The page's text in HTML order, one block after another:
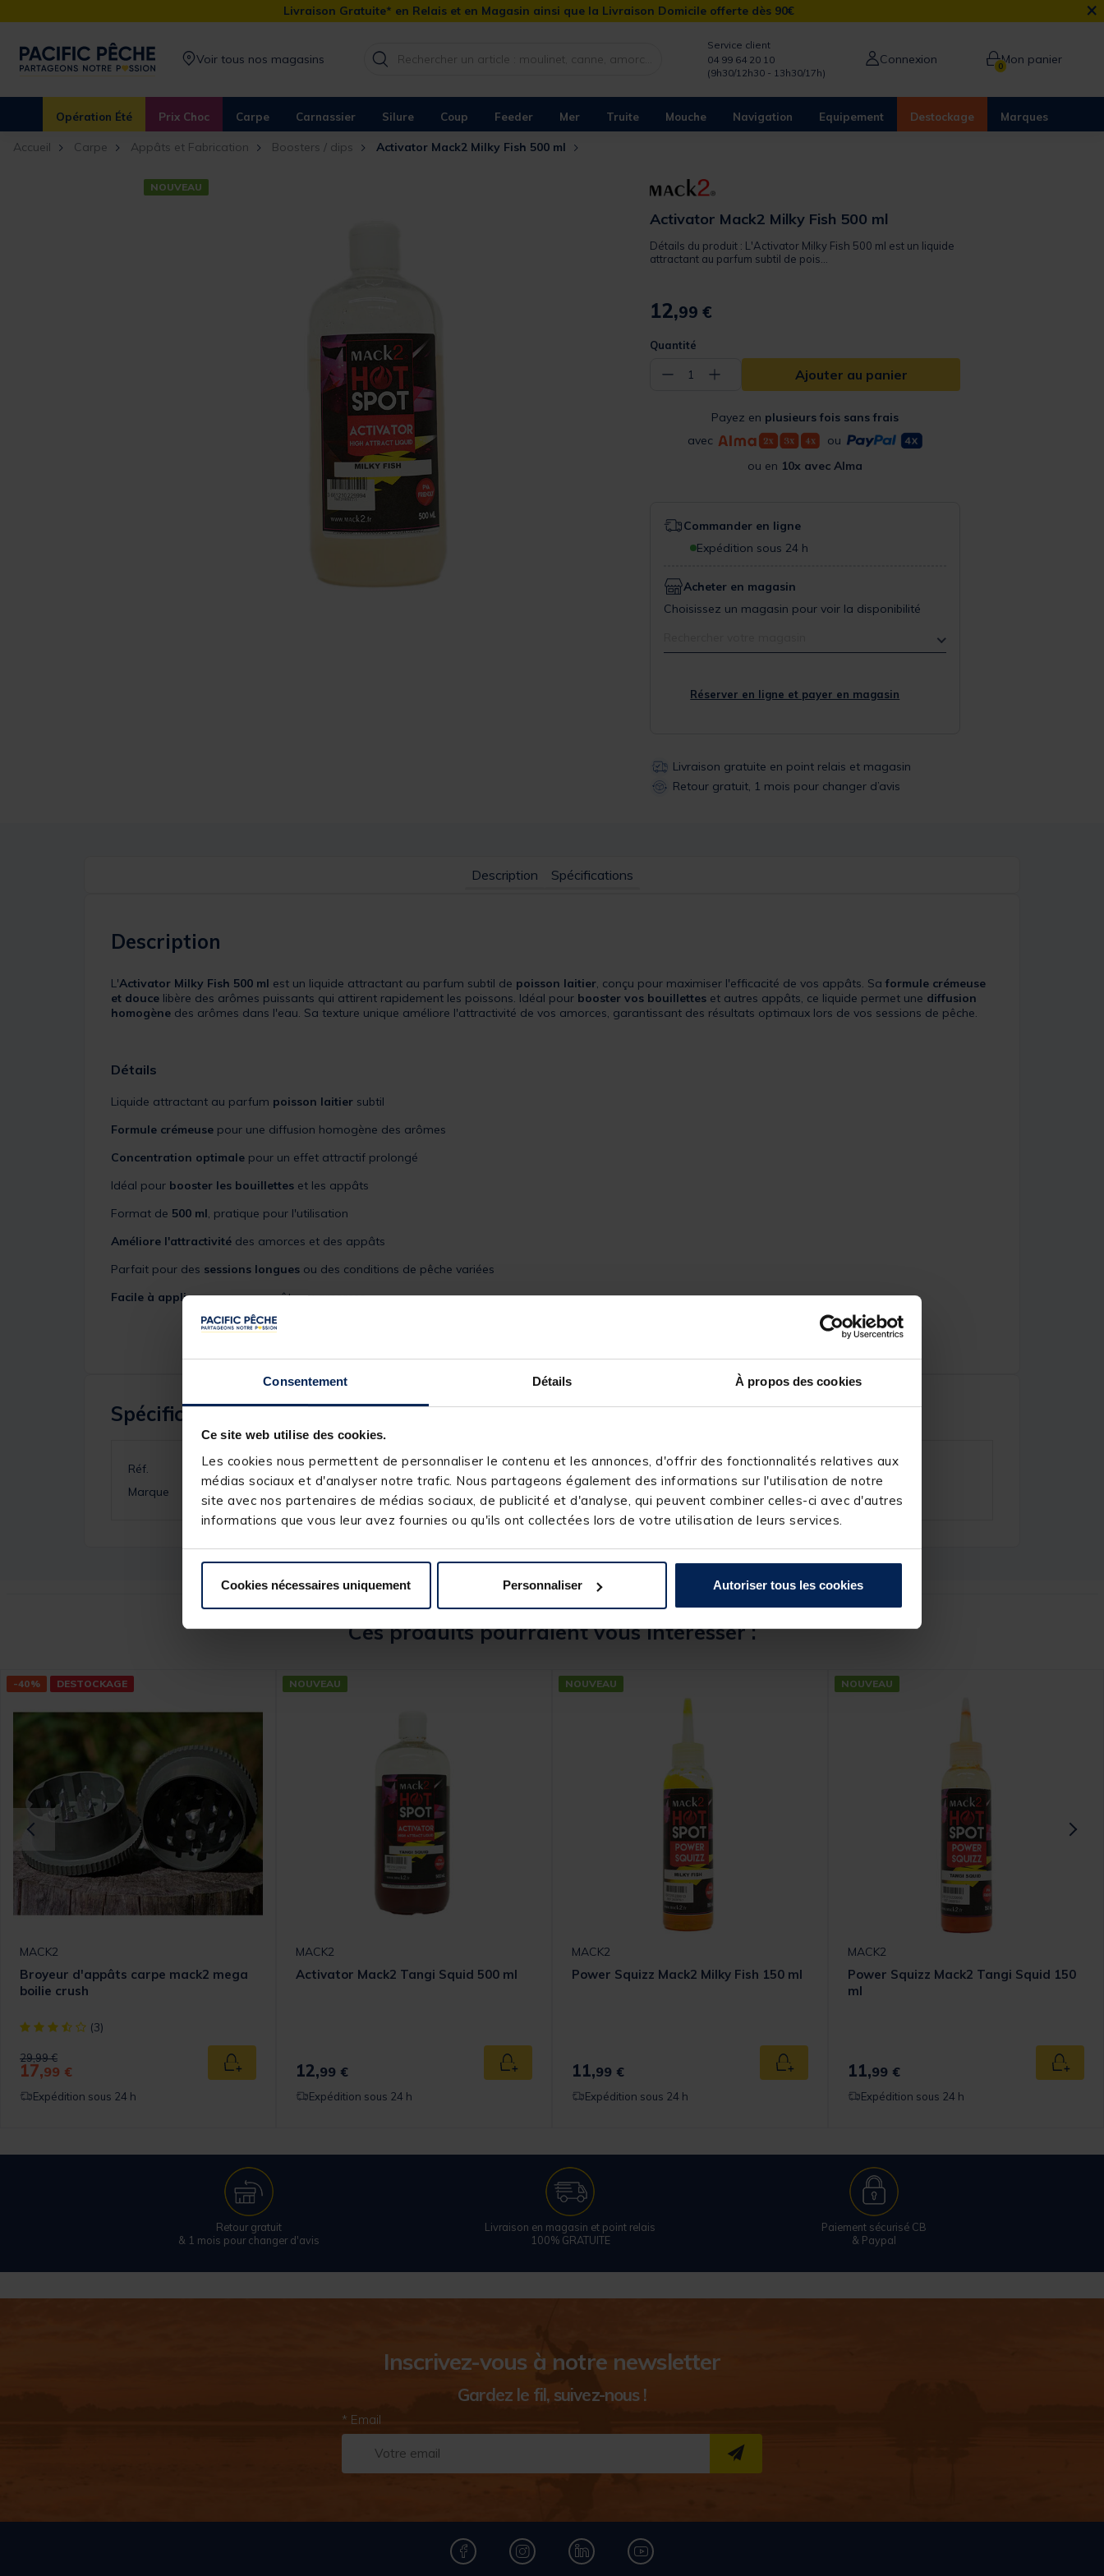
Consentement Détails À propos des cookies
Ce site web utilise des cookies.
Les cookies nous permettent de personnaliser le contenu et les annonces, d'offrir des fonctionnalités relatives aux
médias sociaux et d'analyser notre trafic. Nous partageons également des informations sur l'utilisation de notre
site avec nos partenaires de médias sociaux, de publicité et d'analyse, qui peuvent combiner celles-ci avec d'autres
informations que vous leur avez fournies ou qu'ils ont collectées lors de votre utilisation de leurs services.
Cookies nécessaires uniquement Personnaliser Autoriser tous les cookies
Livraison Gratuite* en Relais et en Magasin ainsi que la Livraison Domicile offerte dès 90€ ×
Voir tous nos magasins
Service client
04 99 64 20 10
(9h30/12h30 - 13h30/17h)
Connexion 0Mon panier
Opération Été Prix Choc Carpe Carnassier Silure Coup Feeder Mer Truite Mouche Navigation Equipement Destockage Marques
Accueil Carpe Appâts et Fabrication Boosters / dips Activator Mack2 Milky Fish 500 ml
NOUVEAU
Activator Mack2 Milky Fish 500 ml
Détails du produit : L'Activator Milky Fish 500 ml est un liquide
attractant au parfum subtil de pois...
12,99 €
Quantité
− 1 + Ajouter au panier
Payez en plusieurs fois sans frais
avec
ou
ou en 10x avec Alma
Commander en ligne
Expédition sous 24 h
Acheter en magasin
Choisissez un magasin pour voir la disponibilité
Réserver en ligne et payer en magasin
Livraison gratuite en point relais et magasin
Retour gratuit, 1 mois pour changer d’avis
Description Spécifications
Description
L'Activator Milky Fish 500 ml est un liquide attractant au parfum subtil de poisson laitier, conçu pour maximiser l'efficacité de vos appâts. Sa formule crémeuse
et douce libère des arômes puissants qui attirent rapidement les poissons. Idéal pour booster vos bouillettes et autres appâts, ce liquide permet une diffusion
homogène des arômes dans l'eau. Sa texture unique améliore l'attractivité de vos amorces, garantissant des résultats optimaux lors de vos sessions de pêche.
Détails
Liquide attractant au parfum poisson laitier subtil
Formule crémeuse pour une diffusion homogène des arômes
Concentration optimale pour un effet attractif prolongé
Idéal pour booster les bouillettes et les appâts
Format de 500 ml, pratique pour l'utilisation
Améliore l'attractivité des amorces et des appâts
Parfait pour des sessions longues ou des conditions de pêche variées
Facile à appliquersur vos appâts ou amorces
Spécifications
Réf.
240977-1
Marque
MACK2
Ces produits pourraient vous intéresser :
panier
-40% DESTOCKAGE
MACK2
Broyeur d'appâts carpe mack2 mega
boilie crush
[object Object] out of 5 Customer Rating
(3)
Price reduced from
29,99 €to
17,99 € Ajouter au panier
Expédition sous 24 h
NOUVEAU
MACK2
Activator Mack2 Tangi Squid 500 ml
12,99 € Ajouter au panier
Expédition sous 24 h
NOUVEAU
MACK2
Power Squizz Mack2 Milky Fish 150 ml
11,99 € Ajouter au panier
Expédition sous 24 h
NOUVEAU
MACK2
Power Squizz Mack2 Tangi Squid 150
ml
11,99 € Ajouter
Expédition sous 24 h
Retour gratuit
& 1 mois pour changer d'avis
Livraison en magasin et point relais
100% GRATUITE
Paiement sécurisé CB
& Paypal
Inscrivez-vous à notre newsletter
Gardez le fil, suivez-nous !
* Email
S''INSCRIRE